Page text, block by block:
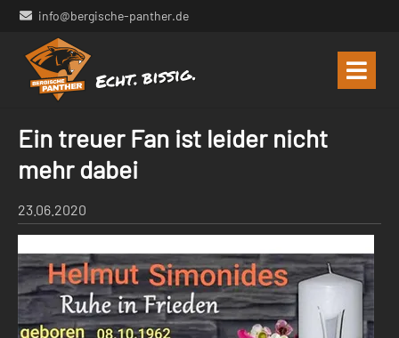
info@bergische-panther.de
Ein treuer Fan ist leider nicht
mehr dabei
23.06.2020